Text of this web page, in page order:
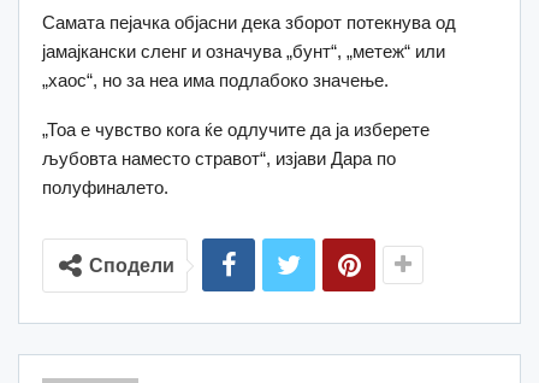
Самата пејачка објасни дека зборот потекнува од
јамајкански сленг и означува „бунт“, „метеж“ или
„хаос“, но за неа има подлабоко значење.
„Тоа е чувство кога ќе одлучите да ја изберете
љубовта наместо стравот“, изјави Дара по
полуфиналето.
Сподели